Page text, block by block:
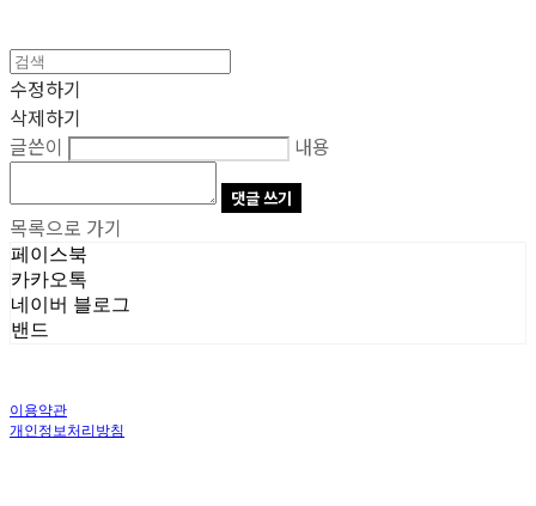
수정하기
삭제하기
글쓴이
내용
댓글 쓰기
목록으로 가기
페이스북
카카오톡
네이버 블로그
밴드
이용약관
개인정보처리방침